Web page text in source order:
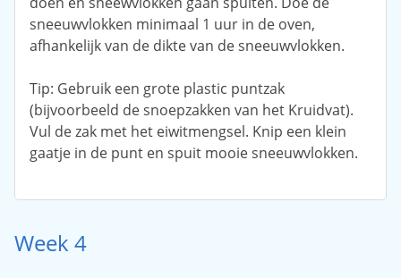
sneeuwvlokken minimaal 1 uur in de oven,
afhankelijk van de dikte van de sneeuwvlokken.
Tip: Gebruik een grote plastic puntzak
(bijvoorbeeld de snoepzakken van het Kruidvat).
Vul de zak met het eiwitmengsel. Knip een klein
gaatje in de punt en spuit mooie sneeuwvlokken.
Week 4